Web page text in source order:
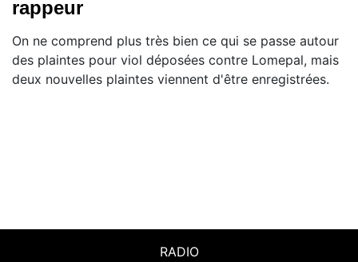
rappeur
On ne comprend plus très bien ce qui se passe autour
des plaintes pour viol déposées contre Lomepal, mais
deux nouvelles plaintes viennent d'être enregistrées.
RADIO